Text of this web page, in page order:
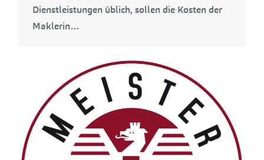
Dienstleistungen üblich, sollen die Kosten der
Maklerin…